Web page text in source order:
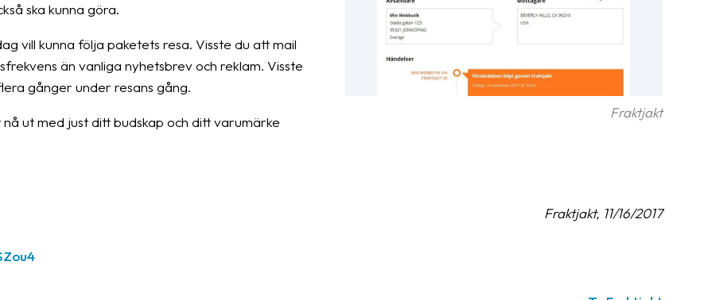
Fraktjakt
ska kunna göra.
vill kunna följa paketets resa. Visste du att mail
än vanliga nyhetsbrev och reklam. Visste
gånger under resans gång.
ut med just ditt budskap och ditt varumärke
Fraktjakt, 11/16/2017